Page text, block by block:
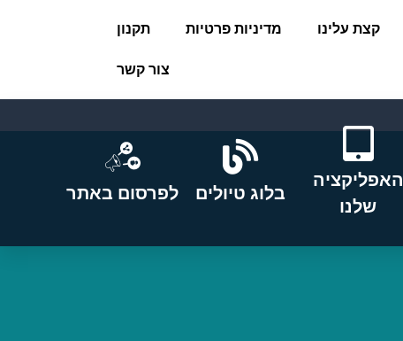
קצת עלינו מדיניות פרטיות תקנון
צור קשר
האפליקציה
שלנו
בלוג טיולים לפרסום באתר